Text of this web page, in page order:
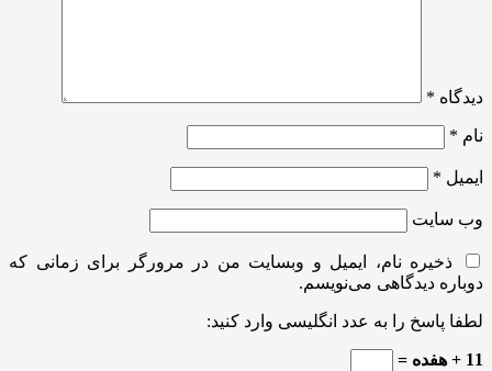
دیدگاه *
نام *
ایمیل *
وب‌ سایت
ذخیره نام، ایمیل و وبسایت من در مرورگر برای زمانی که
دوباره دیدگاهی می‌نویسم.
لطفا پاسخ را به عدد انگلیسی وارد کنید:
11 + هفده =